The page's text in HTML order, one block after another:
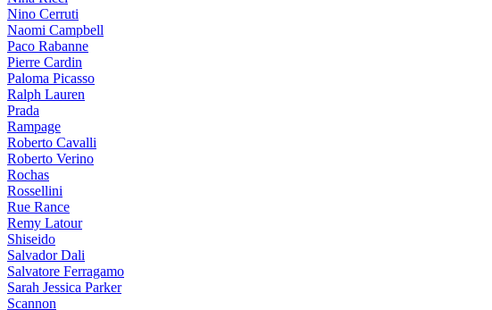
Nino Cerruti
Naomi Campbell
Paco Rabanne
Pierre Cardin
Paloma Picasso
Ralph Lauren
Prada
Rampage
Roberto Cavalli
Roberto Verino
Rochas
Rossellini
Rue Rance
Remy Latour
Shiseido
Salvador Dali
Salvatore Ferragamo
Sarah Jessica Parker
Scannon